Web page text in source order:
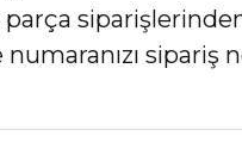
parça
numaranızı